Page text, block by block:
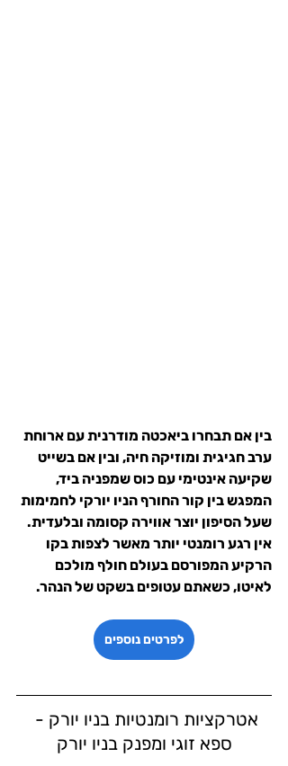
בין אם תבחרו ביאכטה מודרנית עם ארוחת
ערב חגיגית ומוזיקה חיה, ובין אם בשייט
שקיעה אינטימי עם כוס שמפניה ביד,
המפגש בין קור החורף הניו יורקי לחמימות
שעל הסיפון יוצר אווירה קסומה ובלעדית.
אין רגע רומנטי יותר מאשר לצפות בקו
הרקיע המפורסם בעולם חולף מולכם
לאיטו, כשאתם עטופים בשקט של הנהר.
לפרטים נוספים
אטרקציות רומנטיות בניו יורק -
ספא זוגי ומפנק בניו יורק